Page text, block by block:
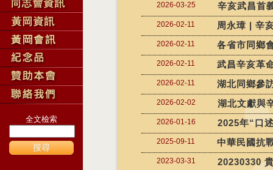
全文檢索
搜尋
2026-03-25 辛亥武昌首
2026-02-11 周永璋 | 辛
2026-02-11 各省市同鄉
2026-02-11 武昌辛亥革
2026-02-11 湖北同鄉參
2026-02-02 湖北文獻與
2026-01-16 2025年“口
2025-09-11 中華民國抗
2023-03-31 20230330